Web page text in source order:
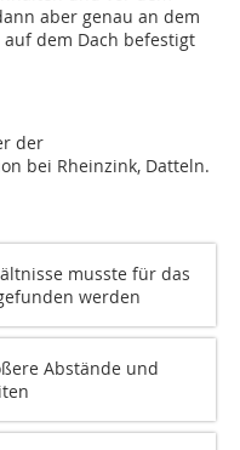
aber genau an dem
dem Dach befestigt
der
bei Rheinzink, Datteln.
musste für das
werden
Abstände und